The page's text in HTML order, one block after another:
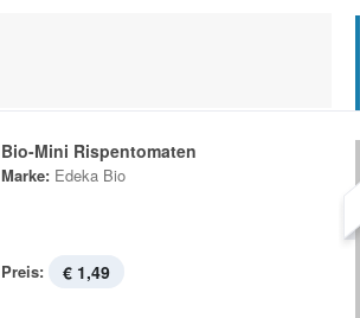
Bio-Mini Rispentomaten
Marke: Edeka Bio
Preis: € 1,49